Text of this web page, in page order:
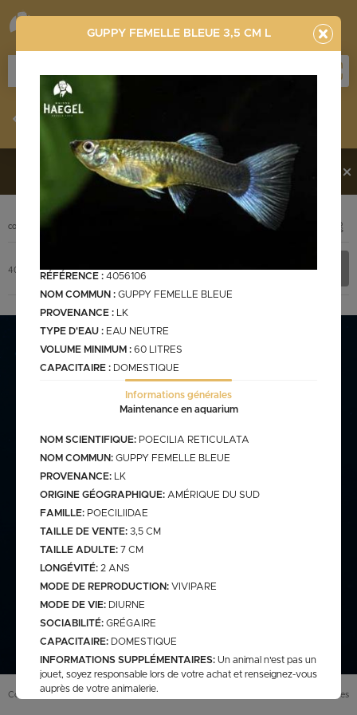
GUPPY FEMELLE BLEUE 3,5 CM L
RÉFÉRENCE : 4056106
NOM COMMUN : GUPPY FEMELLE BLEUE
PROVENANCE : LK
TYPE D'EAU : EAU NEUTRE
VOLUME MINIMUM : 60 LITRES
CAPACITAIRE : DOMESTIQUE
Informations générales
Maintenance en aquarium
NOM SCIENTIFIQUE: POECILIA RETICULATA
NOM COMMUN: GUPPY FEMELLE BLEUE
PROVENANCE: LK
ORIGINE GÉOGRAPHIQUE: AMÉRIQUE DU SUD
FAMILLE: POECILIIDAE
TAILLE DE VENTE: 3,5 CM
TAILLE ADULTE: 7 CM
LONGÉVITÉ: 2 ANS
MODE DE REPRODUCTION: VIVIPARE
MODE DE VIE: DIURNE
SOCIABILITÉ: GRÉGAIRE
CAPACITAIRE: DOMESTIQUE
INFORMATIONS SUPPLÉMENTAIRES: Un animal n'est pas un
jouet, soyez responsable lors de votre achat et renseignez-vous
auprès de votre animalerie.
Vous souhaitez en découvrir davantage ?Contactez-
nous !
FRANCO CUMULABLE AVEC LES POISSONS/ FRANCO
BACTERIES SEULES 100€
koï elv francais
carpe koi sur photo (a
retrouver sur le site
web)
elv pologne
Eau douce
CODE
PHOTO
+ INFOS
4056106 GUPPY FEMELLE BLEUE 3,5 cm L
commande@haegel.fr
Conditions générales de vente (CGV) Mentions légales